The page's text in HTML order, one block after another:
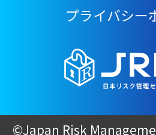
プライバシー
©Japan Risk